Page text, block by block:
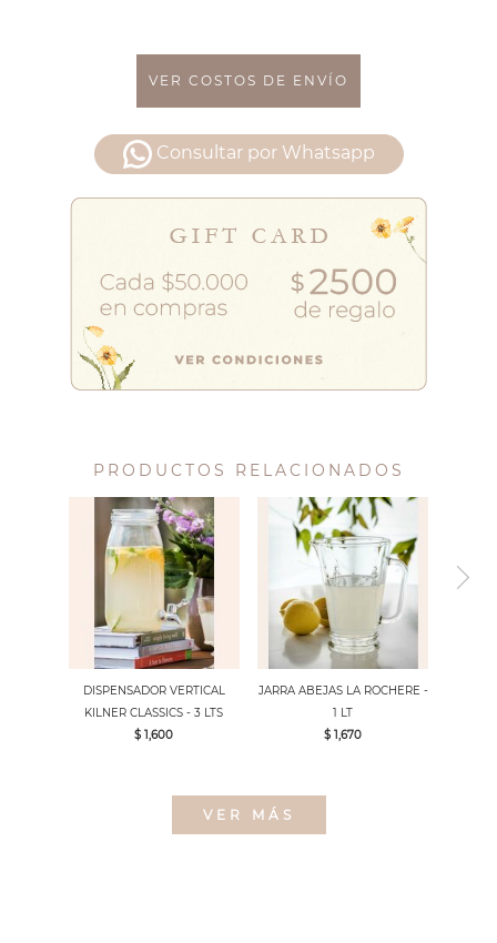
VER COSTOS DE ENVÍO
Consultar por Whatsapp
PRODUCTOS RELACIONADOS
DISPENSADOR VERTICAL
KILNER CLASSICS - 3 LTS
$ 1,600
JARRA ABEJAS LA ROCHERE -
1 LT
$ 1,670
VER MÁS